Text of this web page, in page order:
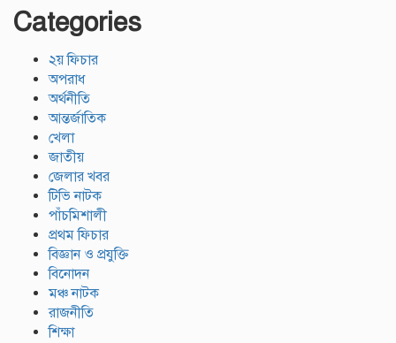
Categories
২য় ফিচার
অপরাধ
অর্থনীতি
আন্তর্জাতিক
খেলা
জাতীয়
জেলার খবর
টিভি নাটক
পাঁচমিশালী
প্রথম ফিচার
বিজ্ঞান ও প্রযুক্তি
বিনোদন
মঞ্চ নাটক
রাজনীতি
শিক্ষা